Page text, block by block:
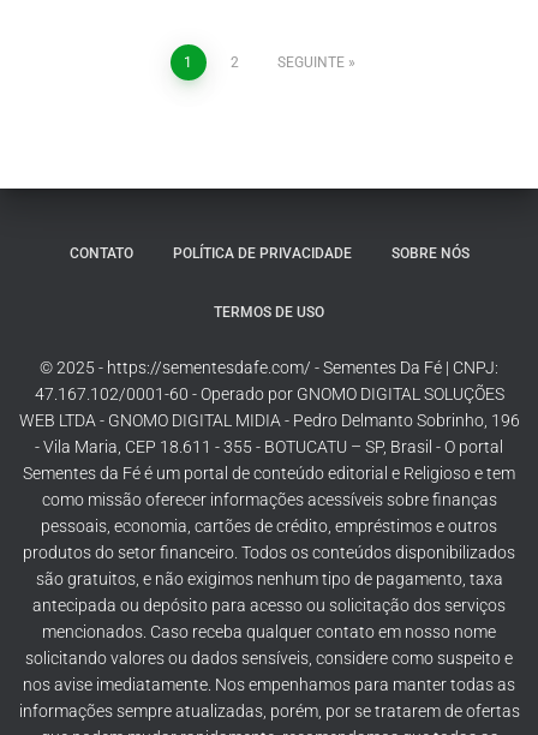
Paginação
conteúdos
1 2 SEGUINTE
CONTATO POLÍTICA DE PRIVACIDADE SOBRE NÓS
TERMOS DE USO
© 2025 - https://sementesdafe.com/ - Sementes Da Fé | CNPJ:
47.167.102/0001-60 - Operado por GNOMO DIGITAL SOLUÇÕES
WEB LTDA - GNOMO DIGITAL MIDIA - Pedro Delmanto Sobrinho, 196
- Vila Maria, CEP 18.611 - 355 - BOTUCATU – SP, Brasil - O portal
Sementes da Fé é um portal de conteúdo editorial e Religioso e tem
como missão oferecer informações acessíveis sobre finanças
pessoais, economia, cartões de crédito, empréstimos e outros
produtos do setor financeiro. Todos os conteúdos disponibilizados
são gratuitos, e não exigimos nenhum tipo de pagamento, taxa
antecipada ou depósito para acesso ou solicitação dos serviços
mencionados. Caso receba qualquer contato em nosso nome
solicitando valores ou dados sensíveis, considere como suspeito e
nos avise imediatamente. Nos empenhamos para manter todas as
informações sempre atualizadas, porém, por se tratarem de ofertas